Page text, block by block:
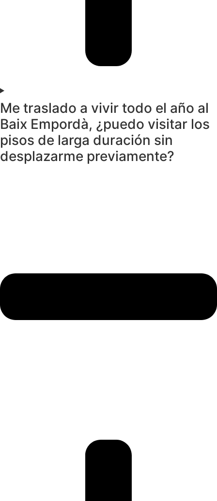
Me traslado a vivir todo el año al
Baix Empordà, ¿puedo visitar los
pisos de larga duración sin
desplazarme previamente?